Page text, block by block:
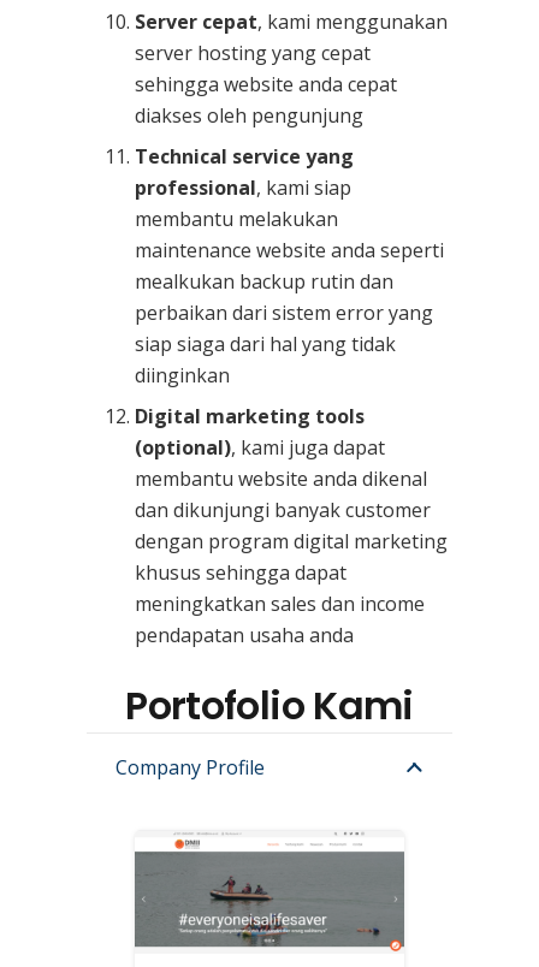
Server cepat, kami menggunakan
server hosting yang cepat
sehingga website anda cepat
diakses oleh pengunjung
Technical service yang
professional, kami siap
membantu melakukan
maintenance website anda seperti
mealkukan backup rutin dan
perbaikan dari sistem error yang
siap siaga dari hal yang tidak
diinginkan
Digital marketing tools
(optional), kami juga dapat
membantu website anda dikenal
dan dikunjungi banyak customer
dengan program digital marketing
khusus sehingga dapat
meningkatkan sales dan income
pendapatan usaha anda
Portofolio Kami
Company Profile